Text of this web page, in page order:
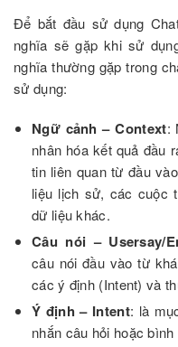
Để bắt đầu sử dụng
nghĩa sẽ gặp khi sử
nghĩa thường gặp trong
sử dụng:
Ngữ cảnh – Context:
nhân hóa kết quả đầu
tin liên quan từ đầu
liệu lịch sử, các cuộc
dữ liệu khác.
Câu nói – Usersay/
câu nói đầu vào từ
các ý định (Intent) và
Ý định – Intent: là
nhắn câu hỏi hoặc bình